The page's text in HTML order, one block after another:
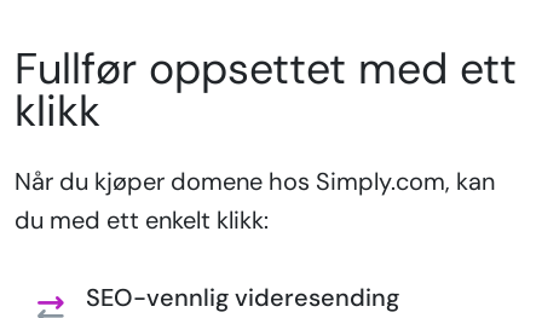
Fullfør oppsettet med ett
klikk
Når du kjøper domene hos Simply.com, kan
du med ett enkelt klikk:
SEO-vennlig videresending